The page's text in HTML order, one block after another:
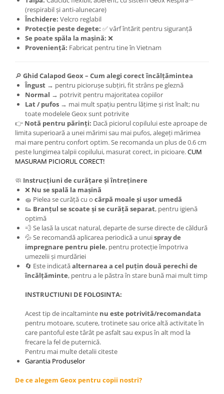
(respirabil și anti-alunecare)
Închidere: Velcro reglabil
Protecție peste degete: ✅ vârf întărit pentru siguranță
Se poate spăla la mașină: ❌
Proveniență: Fabricat pentru tine în Vietnam
🔎 Ghid Calapod Geox – Cum alegi corect încălțămintea
Îngust → pentru piciorușe subțiri, fit strâns pe gleznă
Normal → potrivit pentru majoritatea copiilor
Lat / pufos → mai mult spațiu pentru lățime și rist înalt; nu
toate modelele Geox sunt potrivite
👉 Notă pentru părinți: Dacă piciorul copilului este aproape de
limita superioară a unei mărimi sau mai pufos, alegeți mărimea
mai mare pentru confort optim. Se recomanda un plus de 0.6 cm
peste lungimea talpii copilului, masurat corect, in picioare.CUM
MASURAM PICIORUL CORECT!
🧼 Instrucțiuni de curățare și întreținere
❌ Nu se spală la mașină
🧽 Pielea se curăță cu o cârpă moale și ușor umedă
👟 Branțul se scoate și se curăță separat, pentru igienă
optimă
💨 Se lasă la uscat natural, departe de surse directe de căldură
💦 Se recomandă aplicarea periodică a unuispray de
impregnare pentru piele, pentru protecție împotriva
umezelii și murdăriei
🔄 Este indicatăalternarea a cel puțin două perechi de
încălțăminte, pentru a le păstra în stare bună mai mult timp
INSTRUCTIUNI DE FOLOSINTA:
Acest tip de incaltaminte nu este potrivită/recomandata
pentru motoare, scutere, trotinete sau orice altă activitate în
care pantoful este târât pe asfalt sau expus în alt mod la
frecare la fel de puternică.
Pentru mai multe detalii citeste
Garantia Produselor
De ce alegem Geox pentru copii nostri?